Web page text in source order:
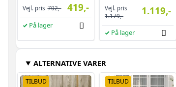
Vejl. pris 702,- 419,-
På lager
Vejl. pris
1.179,-
1.119,-
På lager
ALTERNATIVE VARER
TILBUD TILBUD